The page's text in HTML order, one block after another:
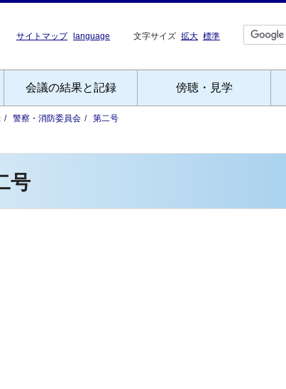
サイトマップ language 文字サイズ 拡大 標準
会議の結果と記録 傍聴・見学
警察・消防委員会 第二号
号